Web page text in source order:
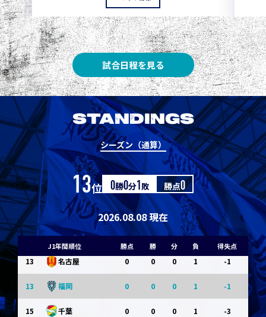
試合日程を見る
STANDINGS
シーズン（通算）
13位 0勝0分1敗 勝点0
2026.08.08 現在
J1年間順位 勝点 勝 分 負 得失点
3
3 Ｇ大阪 3 1 0 0 1
5 柏 3 1 0 1
5 Ｃ大阪 3 1 0 0 1
3 1 0 1
7 神戸 3 1 0 0 1
浦和 0 0 1 -1
9 横浜FM 0 0 1 -1
11 水戸 0 0 1 -1
11 岡山 0 0 0 1 -1
13 名古屋 0 0 0 1 -1
13 福岡 0 0 0 1 -1
15 千葉 0 0 0 1 -3